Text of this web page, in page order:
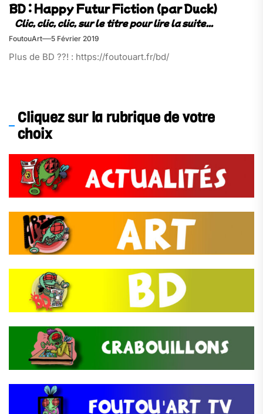
BD : Happy Futur Fiction (par Duck)
FoutouArt 5 Février 2019
Plus de BD ??! : https://foutouart.fr/bd/
Cliquez sur la rubrique de votre
choix